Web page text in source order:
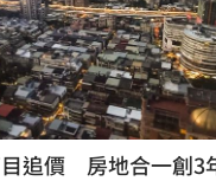
追價 房地合一創3